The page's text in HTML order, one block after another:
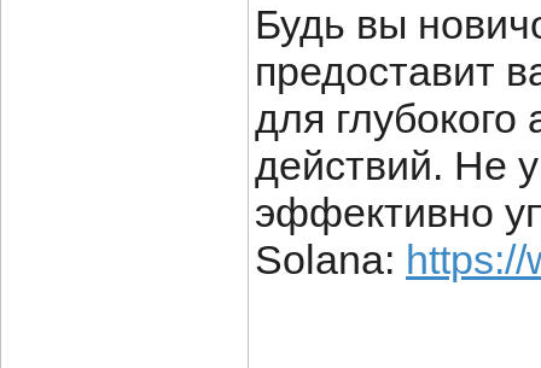
Будь вы
предоставит
для
действий. Не
эффективно
Solana: